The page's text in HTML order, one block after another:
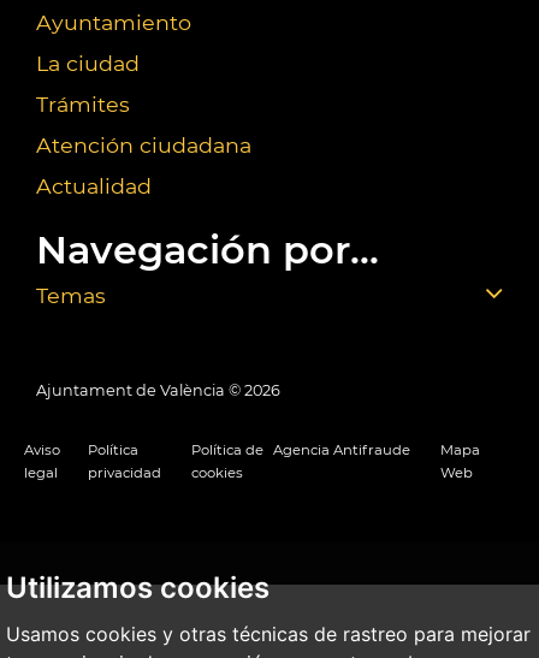
Utilizamos cookies
Usamos cookies y otras técnicas de rastreo para mejorar
Ayuntamiento
La ciudad
Trámites
Atención ciudadana
Actualidad
Navegación por...
Temas
Ajuntament de València © 2026
Aviso
legal
Política
privacidad
Política de
cookies
Agencia Antifraude
Mapa
Web